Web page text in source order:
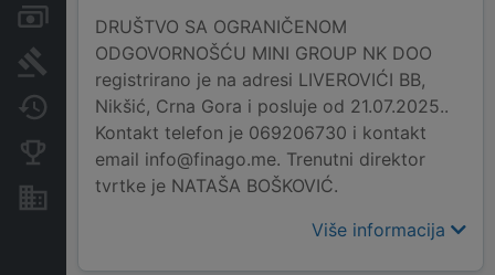
Računi i blokade
Arhiva sudskih objava
Promjene
Konkurentne kompanije
Nekretnine i imovina
DRUŠTVO SA OGRANIČENOM
ODGOVORNOŠĆU MINI GROUP NK DOO
registrirano je na adresi LIVEROVIĆI BB,
Nikšić, Crna Gora i posluje od 21.07.2025..
Kontakt telefon je 069206730 i kontakt
email info@finago.me. Trenutni direktor
tvrtke je NATAŠA BOŠKOVIĆ.
Više informacija